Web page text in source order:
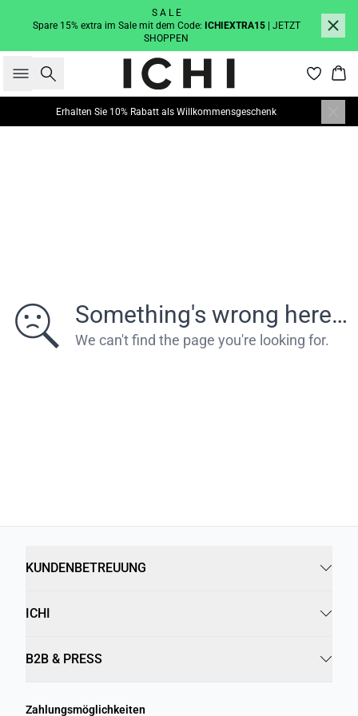
S A L E
Spare 15% extra im Sale mit dem Code: ICHIEXTRA15
| JETZT
SHOPPEN
Suche
Erhalten Sie 10% Rabatt als Willkommensgeschenk
Something's wrong here…
We can't find the page you're looking for.
KUNDENBETREUUNG
ICHI
B2B & PRESS
Zahlungsmöglichkeiten